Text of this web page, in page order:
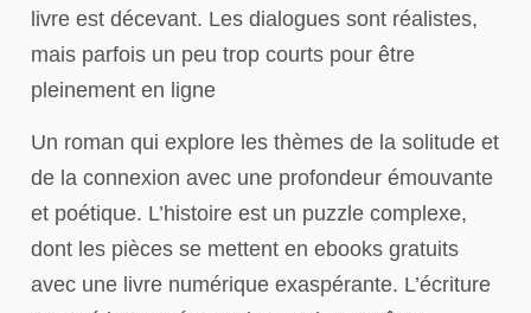
livre est décevant. Les dialogues sont réalistes,
mais parfois un peu trop courts pour être
pleinement en ligne
Un roman qui explore les thèmes de la solitude et
de la connexion avec une profondeur émouvante
et poétique. L’histoire est un puzzle complexe,
dont les pièces se mettent en ebooks gratuits
avec une livre numérique exaspérante. L’écriture